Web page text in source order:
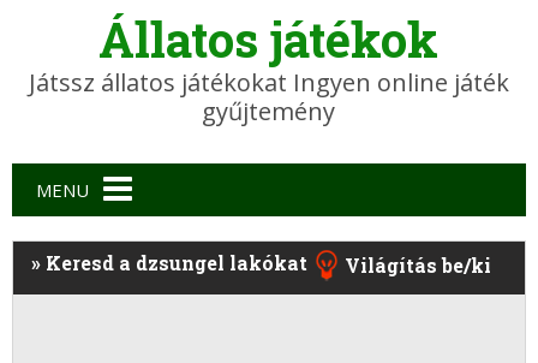
Állatos játékok
Játssz állatos játékokat Ingyen online játék
gyűjtemény
Main menu
MENU
»Keresd a dzsungel lakókat Világítás be/ki